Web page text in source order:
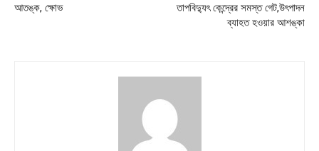
আতঙ্ক, ক্ষোভ
তাপবিদ্যুৎ কেন্দ্রের সমস্ত গেট,উৎপাদন
ব্যাহত হওয়ার আশঙ্কা